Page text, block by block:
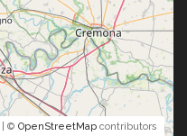
| © OpenStreetMap contributors